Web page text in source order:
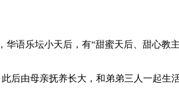
语乐坛小天后，有“甜蜜天后、甜心教主
后由母亲抚养长大，和弟弟三人一起生活